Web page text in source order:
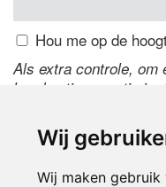
Wij
Wij maken
Hou me op de
Als extra controle, om
handmatige reactie is,
de code te wijzigen.